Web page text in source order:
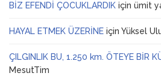
BİZ EFENDİ ÇOCUKLARDIK için ümit
HAYAL ETMEK ÜZERİNE için Yüksel
ÇILGINLIK BU, 1.250 km. ÖTEYE BİR
MesutTim